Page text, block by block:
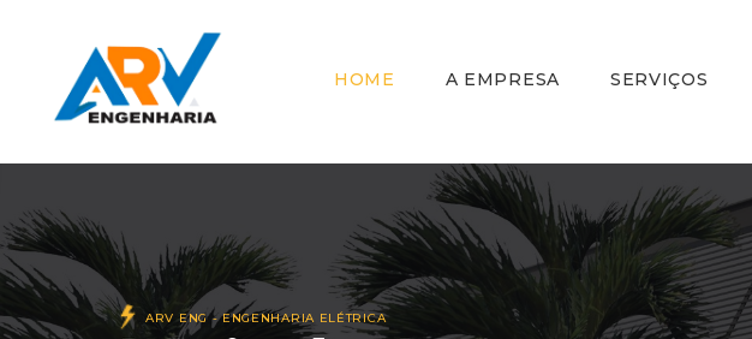
HOME A EMPRESA SERVIÇOS
NOTÍCIAS
CONTATO